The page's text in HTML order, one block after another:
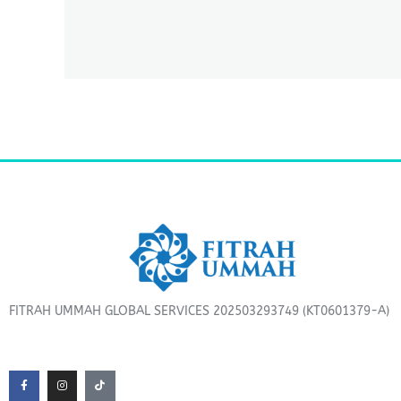
FITRAH UMMAH GLOBAL SERVICES 202503293749 (KT0601379-A)
c
e
b
s
t
a
k
t
o